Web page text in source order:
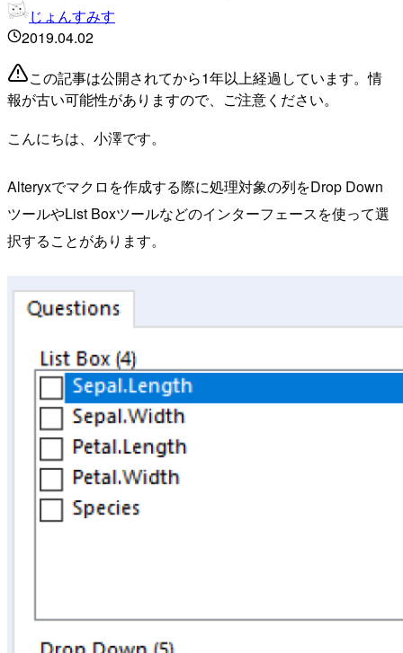
じょんすみす
2019.04.02
この記事は公開されてから1年以上経過しています。情
報が古い可能性がありますので、ご注意ください。
こんにちは、小澤です。
Alteryxでマクロを作成する際に処理対象の列をDrop Down
ツールやList Boxツールなどのインターフェースを使って選
択することがあります。